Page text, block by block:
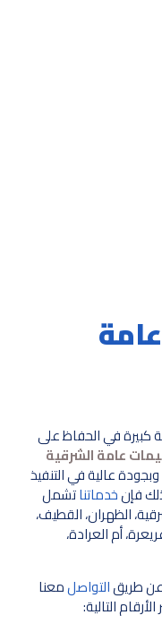
كبيرة في الحفاظ على
عامة الشرقية
عالية في التنفيذ
فإنخدماتناتشمل
الظهران، القطيف،
أم العرادة،
عن طريقالتواصلمعنا
التالية: